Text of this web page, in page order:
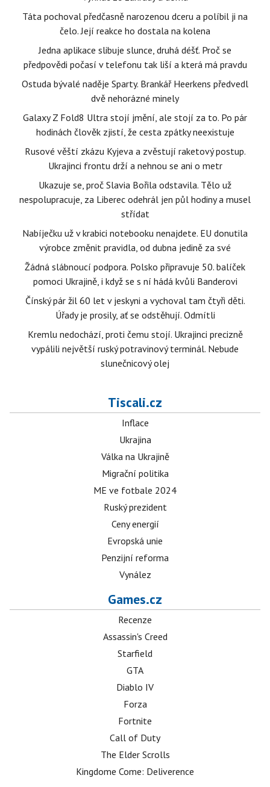
Táta pochoval předčasně narozenou dceru a políbil ji na
čelo. Její reakce ho dostala na kolena
Jedna aplikace slibuje slunce, druhá déšť. Proč se
předpovědi počasí v telefonu tak liší a která má pravdu
Ostuda bývalé naděje Sparty. Brankář Heerkens předvedl
dvě nehorázné minely
Galaxy Z Fold8 Ultra stojí jmění, ale stojí za to. Po pár
hodinách člověk zjistí, že cesta zpátky neexistuje
Rusové věští zkázu Kyjeva a zvěstují raketový postup.
Ukrajinci frontu drží a nehnou se ani o metr
Ukazuje se, proč Slavia Bořila odstavila. Tělo už
nespolupracuje, za Liberec odehrál jen půl hodiny a musel
střídat
Nabíječku už v krabici notebooku nenajdete. EU donutila
výrobce změnit pravidla, od dubna jedině za své
Žádná slábnoucí podpora. Polsko připravuje 50. balíček
pomoci Ukrajině, i když se s ní hádá kvůli Banderovi
Čínský pár žil 60 let v jeskyni a vychoval tam čtyři děti.
Úřady je prosily, ať se odstěhují. Odmítli
Kremlu nedochází, proti čemu stojí. Ukrajinci precizně
vypálili největší ruský potravinový terminál. Nebude
slunečnicový olej
Tiscali.cz
Inflace
Ukrajina
Válka na Ukrajině
Migrační politika
ME ve fotbale 2024
Ruský prezident
Ceny energií
Evropská unie
Penzijní reforma
Vynález
Games.cz
Recenze
Assassin's Creed
Starfield
GTA
Diablo IV
Forza
Fortnite
Call of Duty
The Elder Scrolls
Kingdome Come: Deliverence